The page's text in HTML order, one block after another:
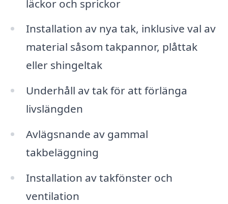
läckor och sprickor
Installation av nya tak, inklusive val av
material såsom takpannor, plåttak
eller shingeltak
Underhåll av tak för att förlänga
livslängden
Avlägsnande av gammal
takbeläggning
Installation av takfönster och
ventilation